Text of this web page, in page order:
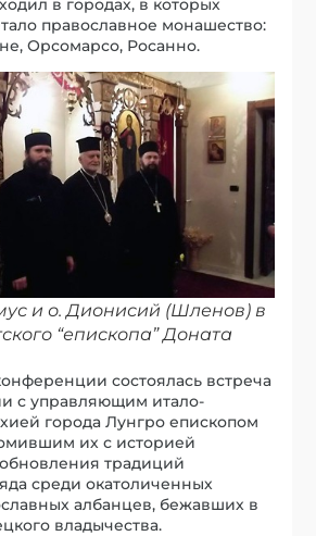
в городах, в которых
православное монашество:
Орсомарсо, Росанно.
и о. Дионисий (Шленов) в
“епископа” Доната
состоялась встреча
с управляющим итало-
города Лунгро епископом
их с историей
традиций
среди окатоличенных
албанцев, бежавших в
владычества.